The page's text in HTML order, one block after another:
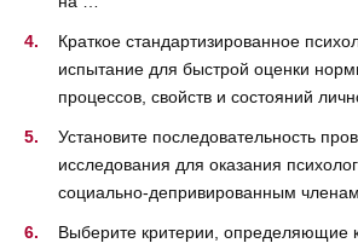
Краткое стандартизированное
испытание для быстрой оценки
процессов, свойств и состояний
Установите последовательность
исследования для оказания
социально-депривированным членам
Выберите критерии, определяющие